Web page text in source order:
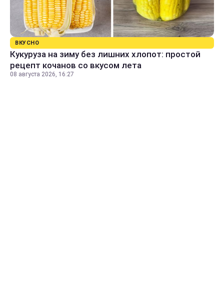
ВКУСНО
Кукуруза на зиму без лишних хлопот: простой
рецепт кочанов со вкусом лета
08 августа 2026, 16:27